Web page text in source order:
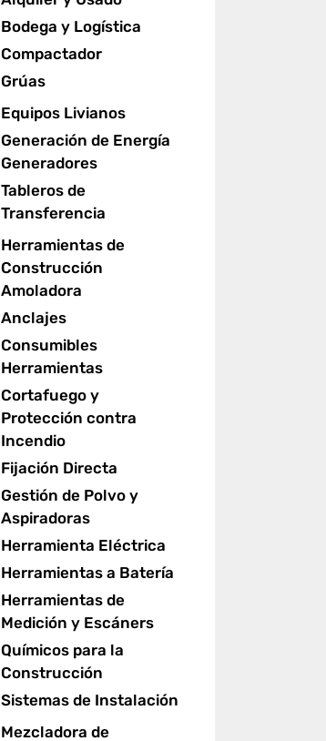
Bodega y Logística
Compactador
Grúas
Equipos Livianos
Generación de Energía
Generadores
Tableros de
Transferencia
Herramientas de
Construcción
Amoladora
Anclajes
Consumibles
Herramientas
Cortafuego y
Protección contra
Incendio
Fijación Directa
Gestión de Polvo y
Aspiradoras
Herramienta Eléctrica
Herramientas a Batería
Herramientas de
Medición y Escáners
Químicos para la
Construcción
Sistemas de Instalación
Mezcladora de